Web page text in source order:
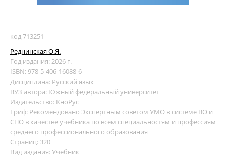
код 713251
Реднинская О.Я.
Год издания: 2026 г.
ISBN: 978-5-406-16088-6
Дисциплина: Русский язык
ВУЗ автора: Южный федеральный университет
Издательство: КноРус
Гриф: Рекомендовано Экспертным советом УМО в системе ВО и
СПО в качестве учебника по всем специальностям и профессиям
среднего профессионального образования
Страниц: 320
Вид издания: Учебник